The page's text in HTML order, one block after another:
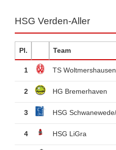
HSG Verden-Aller
Pl. Team
1 TS Woltmershausen
2 HG Bremerhaven
3
4 HSG LiGra